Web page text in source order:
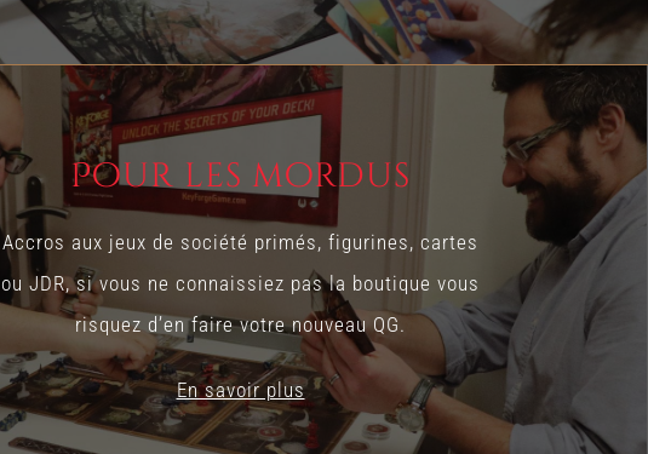
Pour les mordus
Accros aux jeux de société primés, figurines, cartes
ou JDR, si vous ne connaissiez pas la boutique vous
risquez d’en faire votre nouveau QG.
En savoir plus